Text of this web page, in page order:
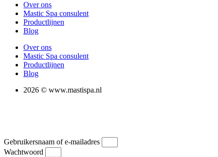
Over ons
Mastic Spa consulent
Productlijnen
Blog
Over ons
Mastic Spa consulent
Productlijnen
Blog
2026 © www.mastispa.nl
Gebruikersnaam of e-mailadres
Wachtwoord